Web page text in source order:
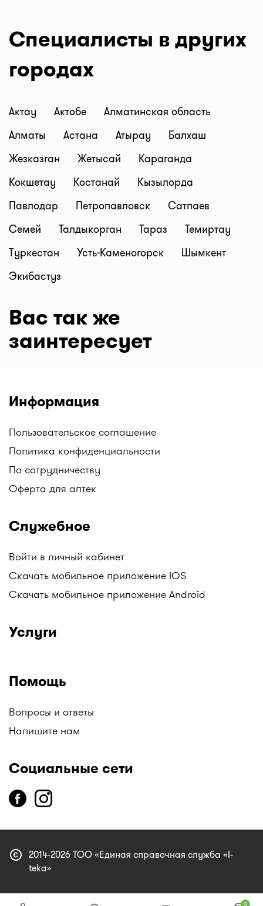
Специалисты в других
городах
Актау Актобе
Алматинская область
Алматы
Астана Атырау
Балхаш
Жезказган
Жетысай
Караганда
Кокшетау
Костанай
Кызылорда
Павлодар
Петропавловск
Сатпаев
Семей
Талдыкорган Тараз
Темиртау
Туркестан
Усть-Каменогорск
Шымкент
Экибастуз
Вас так же
заинтересует
Информация
Пользовательское соглашение
Политика конфиденциальности
По сотрудничеству
Оферта для аптек
Служебное
Войти в личный кабинет
Скачать мобильное приложение IOS
Скачать мобильное приложение Android
Услуги
Помощь
Вопросы и ответы
Напишите нам
Социальные сети
copyright 2014-2026 ТОО «Единая справочная служба «I-
teka»
0